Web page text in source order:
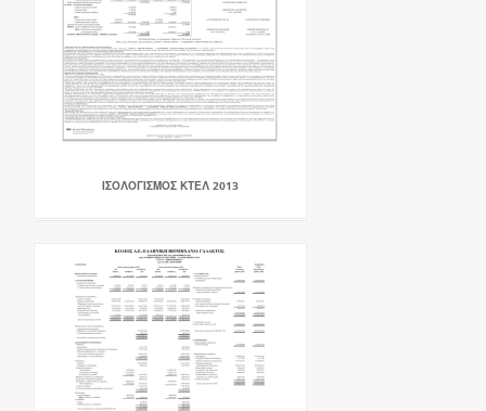
ΙΣΟΛΟΓΙΣΜΟΣ ΚΤΕΛ 2013